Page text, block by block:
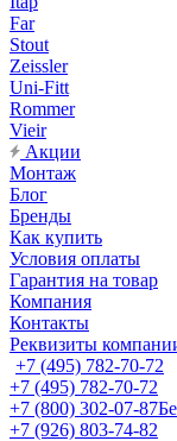
Far
Stout
Zeissler
Uni-Fitt
Rommer
Vieir
Акции
Монтаж
Блог
Бренды
Как купить
Условия оплаты
Гарантия на товар
Компания
Контакты
Реквизиты
+7 (495) 782-70-72
+7 (495) 782-70-72
+7 (800) 302-07-87
+7 (926) 803-74-82